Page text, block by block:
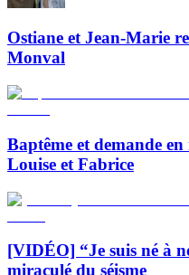
Ostiane et Jean-Marie
Monval
Baptême et demande
Louise et Fabrice
[VIDÉO] “Je suis né à
miraculé du séisme